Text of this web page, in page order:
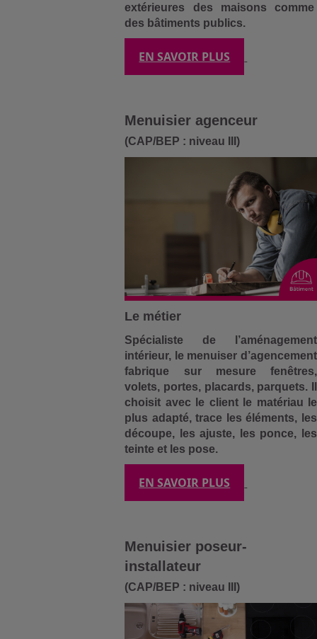
extérieures des maisons comme
des bâtiments publics.
EN SAVOIR PLUS
Menuisier agenceur
(CAP/BEP : niveau III)
Le métier
Spécialiste de l’aménagement
intérieur, le menuiser d’agencement
fabrique sur mesure fenêtres,
volets, portes, placards, parquets. Il
choisit avec le client le matériau le
plus adapté, trace les éléments, les
découpe, les ajuste, les ponce, les
teinte et les pose.
EN SAVOIR PLUS
Menuisier poseur-
installateur
(CAP/BEP : niveau III)